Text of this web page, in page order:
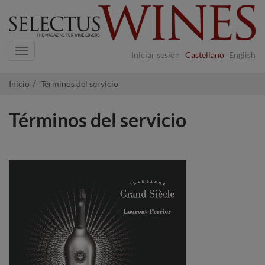
Iniciar sesión Castellano English
Navigation
Inicio Términos del servicio
Términos del servicio